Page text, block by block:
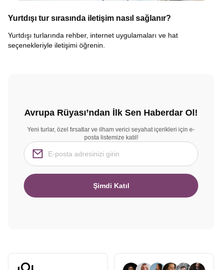
Yurtdışı tur sırasında iletişim nasıl sağlanır?
Yurtdışı turlarında rehber, internet uygulamaları ve hat
seçenekleriyle iletişimi öğrenin.
Avrupa Rüyası’ndan İlk Sen Haberdar Ol!
Yeni turlar, özel fırsatlar ve ilham verici seyahat içerikleri için e-
posta listemize katıl!
Şimdi Katıl